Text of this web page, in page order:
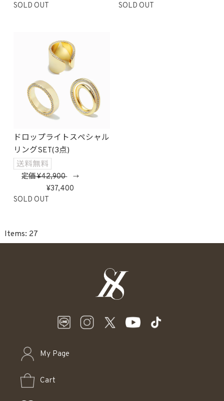
SOLD OUT SOLD OUT
ドロップライトスペシャル
リングSET(3点)
定価 42,900→
37,400
SOLD OUT
27
My Page
Cart